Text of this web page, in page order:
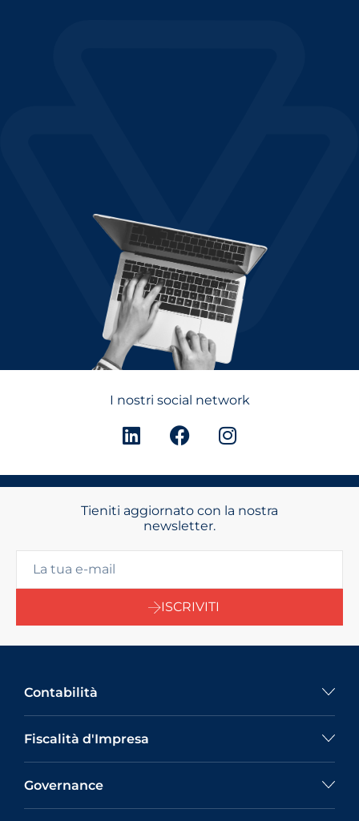
I nostri social network
Tieniti aggiornato con la nostra
newsletter.
ISCRIVITI
Contabilità
Fiscalità d'Impresa
Governance